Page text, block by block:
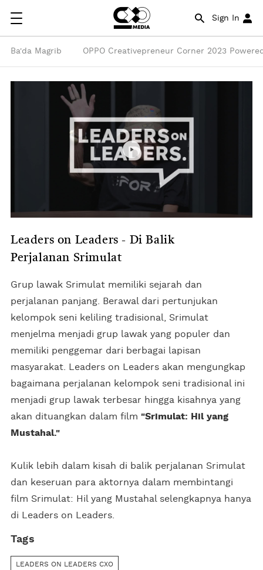
Sign In
Ba'da Magrib OPPO Creativepreneur Corner 2023
Leaders on Leaders - Di Balik
Perjalanan Srimulat
Grup lawak Srimulat memiliki sejarah dan
perjalanan panjang. Berawal dari pertunjukan
kelompok seni keliling tradisional, Srimulat
menjelma menjadi grup lawak yang populer dan
memiliki penggemar dari berbagai lapisan
masyarakat. Leaders on Leaders akan mengungkap
bagaimana perjalanan kelompok seni tradisional ini
menjadi grup lawak terbesar hingga kisahnya yang
akan dituangkan dalam film "Srimulat: Hil yang
Mustahal."
Kulik lebih dalam kisah di balik perjalanan Srimulat
dan keseruan para aktornya dalam membintangi
film Srimulat: Hil yang Mustahal selengkapnya hanya
di Leaders on Leaders.
Tags
LEADERS ON LEADERS CXO